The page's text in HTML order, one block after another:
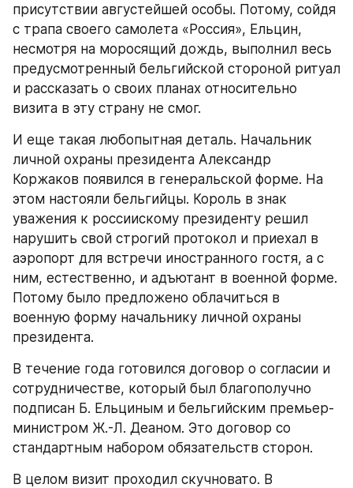
присутствии августейшей особы. Потому, сойдя
с трапа своего самолета «Россия», Ельцин,
несмотря на моросящий дождь, выполнил весь
предусмотренный бельгийской стороной ритуал
и рассказать о своих планах относительно
визита в эту страну не смог.
И еще такая любопытная деталь. Начальник
личной охраны президента Александр
Коржаков появился в генеральской форме. На
этом настояли бельгийцы. Король в знак
уважения к россиискому президенту решил
нарушить свой строгий протокол и приехал в
аэропорт для встречи иностранного гостя, а с
ним, естественно, и адъютант в военной форме.
Потому было предложено облачиться в
военную форму начальнику личной охраны
президента.
В течение года готовился договор о согласии и
сотрудничестве, который был благополучно
подписан Б. Ельциным и бельгийским премьер-
министром Ж.-Л. Деаном. Это договор со
стандартным набором обязательств сторон.
В целом визит проходил скучновато. В